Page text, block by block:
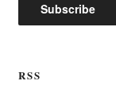
RSS